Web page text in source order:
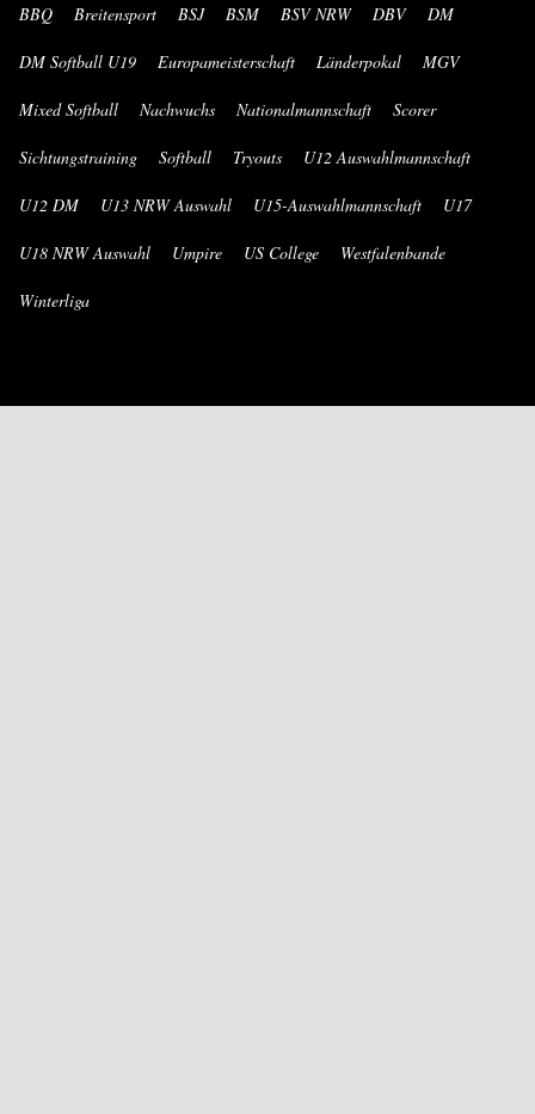
BBQ Breitensport BSJ BSM BSV NRW DBV DM
DM Softball U19 Europameisterschaft Länderpokal MGV
Mixed Softball Nachwuchs Nationalmannschaft Scorer
Sichtungstraining Softball Tryouts U12 Auswahlmannschaft
U12 DM U13 NRW Auswahl U15-Auswahlmannschaft U17
U18 NRW Auswahl Umpire US College Westfalenbande
Winterliga